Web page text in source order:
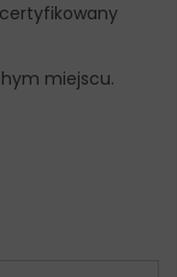
miejscu.